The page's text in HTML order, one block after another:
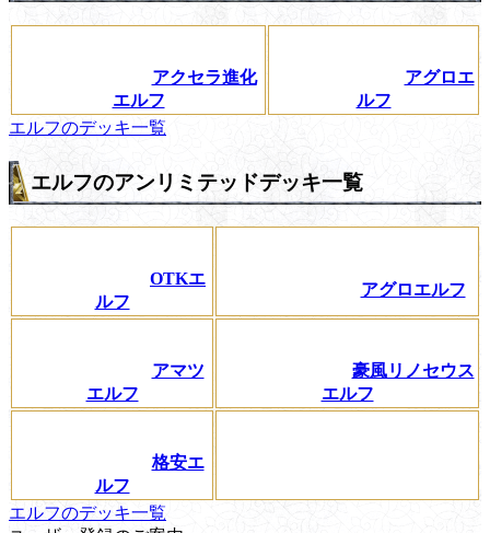
アクセラ進化
エルフ
アグロエ
ルフ
エルフのデッキ一覧
エルフのアンリミテッドデッキ一覧
OTKエ
ルフ
アグロエルフ
アマツ
エルフ
豪風リノセウス
エルフ
格安エ
ルフ
エルフのデッキ一覧